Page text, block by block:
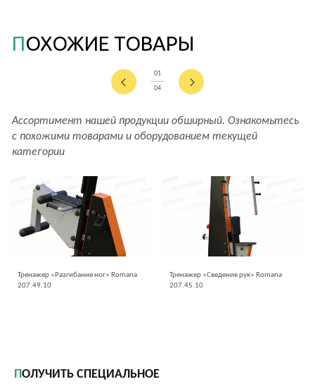
ПОХОЖИЕ ТОВАРЫ
Ассортимент нашей продукции обширный. Ознакомьтесь
с похожими товарами и оборудованием текущей
категории
01
04
Тренажер «Разгибание ног» Romana
207.49.10
Тренажер «Сведение рук» Romana
207.45.10
ПОЛУЧИТЬ СПЕЦИАЛЬНОЕ